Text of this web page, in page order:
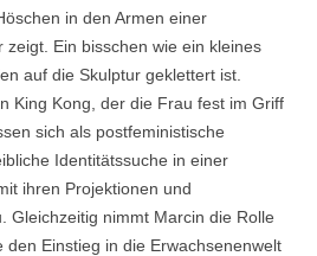
in den Armen einer
zeigt. Ein bisschen wie ein kleines
auf die Skulptur geklettert ist.
King Kong, der die Frau fest im Griff
sich als postfeministische
Identitätssuche in einer
ihren Projektionen und
Gleichzeitig nimmt Marcin die Rolle
Einstieg in die Erwachsenenwelt